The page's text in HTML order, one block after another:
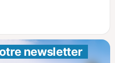
newsletter